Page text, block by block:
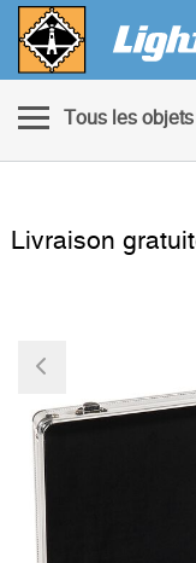
Tous les
Livraison